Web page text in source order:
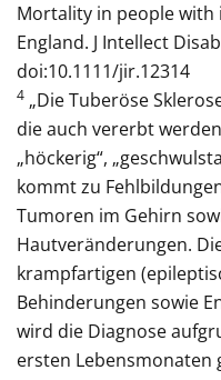
Mortality in people
England. J Intellect
doi:10.1111/jir.12314
4 „Die Tuberöse
die auch vererbt
„höckerig“,
kommt zu
Tumoren im Gehirn
Hautveränderungen.
krampfartigen
Behinderungen sowie
wird die Diagnose
ersten Lebensmonaten